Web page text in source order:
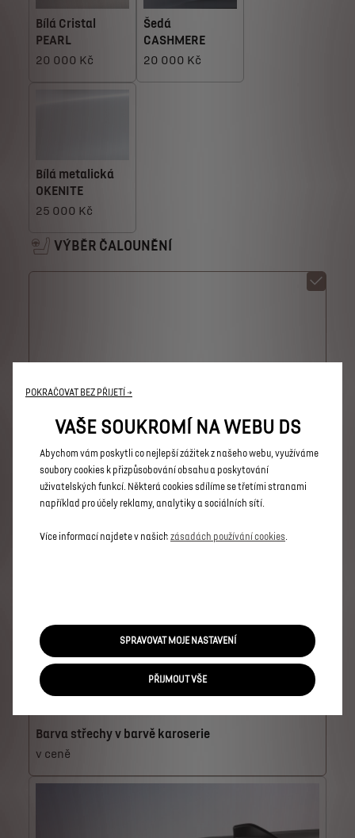
Bílá Cristal
PEARL
20 000 Kč
Šedá
CASHMERE
20 000 Kč
Bílá metalická
OKENITE
25 000 Kč
VÝBĚR ČALOUNĚNÍ
v ceně
Interiér látkový tmavý
Paket Bi-Color
Barva střechy v barvě karoserie
v ceně
POKRAČOVAT BEZ PŘIJETÍ →
VAŠE SOUKROMÍ NA WEBU DS
Abychom vám poskytli co nejlepší zážitek z našeho webu, využíváme
soubory cookies k přizpůsobování obsahu a poskytování
uživatelských funkcí. Některá cookies sdílíme se třetími stranami
například pro účely reklamy, analytiky a sociálních sítí.
Více informací najdete v našich zásadách používání cookies.
SPRAVOVAT MOJE NASTAVENÍ
PŘIJMOUT VŠE